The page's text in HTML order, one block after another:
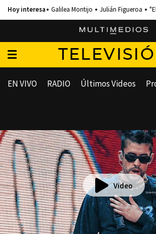
Galilea Montijo Julián Figueroa
EN VIVO RADIO Últimos Videos
Video